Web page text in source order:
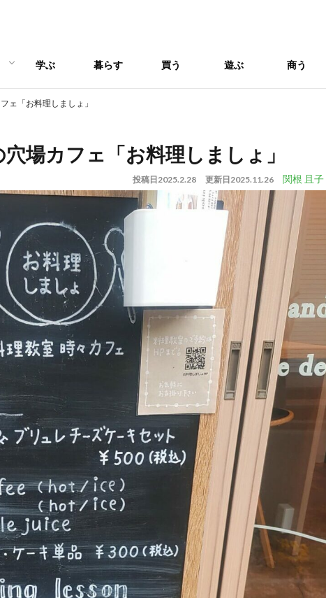
学ぶ 暮らす 買う 遊ぶ 商う
ェ「お料理しましょ」
場カフェ「お料理しましょ」
投稿日2025.2.28 更新日2025.11.26 関根 且子